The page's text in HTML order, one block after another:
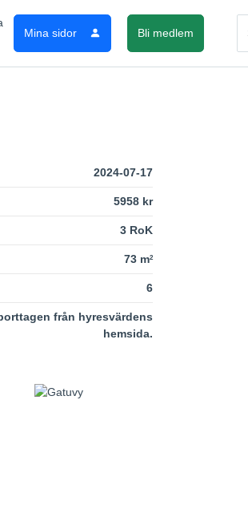
Mina sidor Bli medlem
2024-07-17
5958 kr
3 RoK
73 m2
6
från hyresvärdens
hemsida.